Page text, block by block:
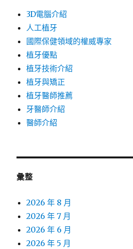
3D電腦介紹
人工植牙
國際保健領域的權威專家
植牙優點
植牙技術介紹
植牙與矯正
植牙醫師推薦
牙醫師介紹
醫師介紹
彙整
2026 年 8 月
2026 年 7 月
2026 年 6 月
2026 年 5 月